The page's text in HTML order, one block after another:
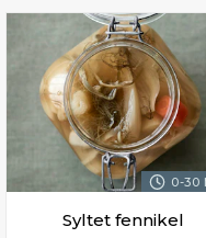
0-30
Syltet fennikel